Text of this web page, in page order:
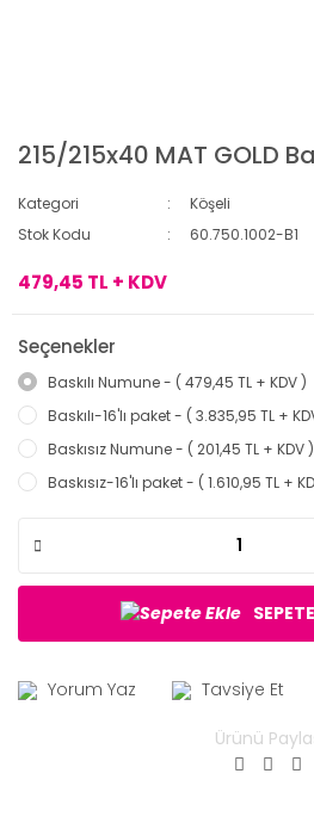
215/215x40 MAT GOLD
Kategori
Köşeli
Stok Kodu
60.750.1002-B1
479,45 TL + KDV
Seçenekler
Baskılı Numune - ( 479,45 TL + KDV )
Baskılı-16'lı paket - ( 3.835,95 TL +
Baskısız Numune - ( 201,45 TL + KDV )
Baskısız-16'lı paket - ( 1.610,95 TL +
Yorum Yaz Tavsiye Et
Ürünü